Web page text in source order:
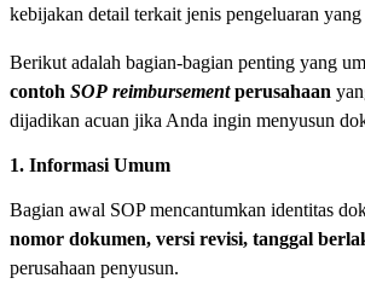
kebijakan detail terkait jenis pengeluaran
Berikut adalah bagian-bagian penting yang
contoh SOP reimbursementperusahaan
dijadikan acuan jika Anda ingin menyusun
1. Informasi Umum
Bagian awal SOP mencantumkan identitas
nomor dokumen, versi revisi, tanggal
perusahaan penyusun.